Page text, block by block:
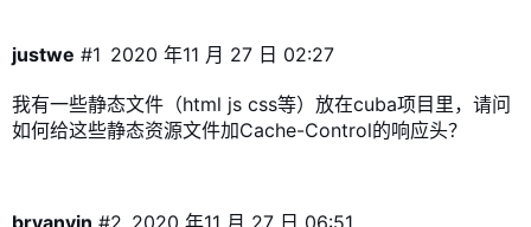
justwe 2020 年11 月 27 日 02:27
#1
我有一些静态文件（html js css等）放在cuba项目里，请问
如何给这些静态资源文件加Cache-Control的响应头？
bryanyin 2020 年11 月 27 日 06:51
#2